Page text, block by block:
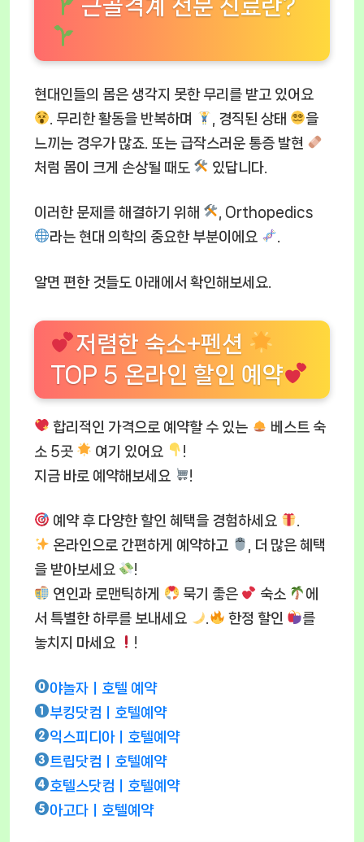
근골격계 전문 진료란?
현대인들의 몸은 생각지 못한 무리를 받고 있어요
. 무리한 활동을 반복하며
, 경직된 상태
을
느끼는 경우가 많죠. 또는 급작스러운 통증 발현
처럼 몸이 크게 손상될 때도
있답니다.
이러한 문제를 해결하기 위해
, Orthopedics
라는 현대 의학의 중요한 부분이에요
알면 편한 것들도 아래에서 확인해보세요.
저렴한 숙소+펜션
TOP 5 온라인 할인 예약
합리적인 가격으로 예약할 수 있는
베스트 숙
소 5곳
여기 있어요
!
지금 바로 예약해보세요
!
예약 후 다양한 할인 혜택을 경험하세요
온라인으로 간편하게 예약하고
, 더 많은 혜택
을 받아보세요
!
연인과 로맨틱하게
묵기 좋은 숙소
에
서 특별한 하루를 보내세요
한정 할인
를
놓치지 마세요
!
야놀자ㅣ호텔 예약
부킹닷컴ㅣ호텔예약
익스피디아ㅣ호텔예약
트립닷컴ㅣ호텔예약
호텔스닷컴ㅣ호텔예약
아고다ㅣ호텔예약